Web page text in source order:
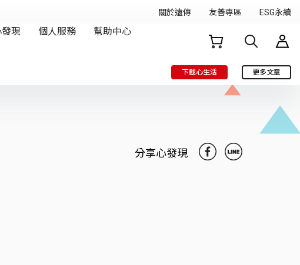
下載心生活 更多文章
分享心發現